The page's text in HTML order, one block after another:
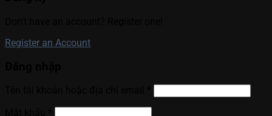
Register an Account